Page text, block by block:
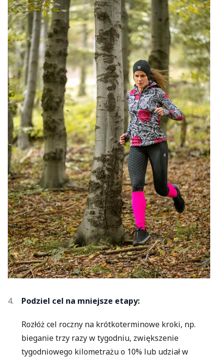
Podziel cel na mniejsze etapy:
Rozłóż cel roczny na krótkoterminowe kroki, np.
bieganie trzy razy w tygodniu, zwiększenie
tygodniowego kilometrażu o 10% lub udział w